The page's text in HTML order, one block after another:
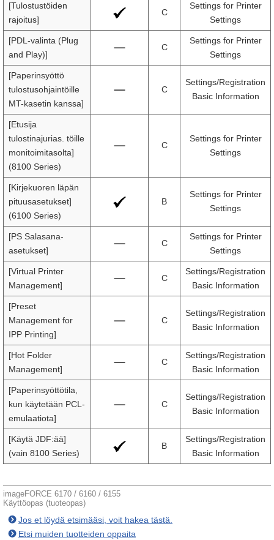
[Tulostustöiden
rajoitus]
C
Settings for Printer
Settings
[PDL-valinta (Plug
and Play)]
C
Settings for Printer
Settings
[Paperinsyöttö
tulostusohjaintöille
MT-kasetin kanssa]
C
Settings/Registration
Basic Information
[Etusija
tulostinajurias. töille
monitoimitasolta]
(8100 Series)
C
Settings for Printer
Settings
[Kirjekuoren läpän
pituusasetukset]
(6100 Series)
B
Settings for Printer
Settings
[PS Salasana-
asetukset]
C
Settings for Printer
Settings
[Virtual Printer
Management]
C
Settings/Registration
Basic Information
[Preset
Management for
IPP Printing]
C
Settings/Registration
Basic Information
[Hot Folder
Management]
C
Settings/Registration
Basic Information
[Paperinsyöttötila,
kun käytetään PCL-
emulaatiota]
C
Settings/Registration
Basic Information
[Käytä JDF:ää]
(vain 8100 Series)
B
Settings/Registration
Basic Information
imageFORCE 6170 / 6160 / 6155
Käyttöopas (tuoteopas)
Jos et löydä etsimääsi, voit hakea tästä.
Etsi muiden tuotteiden oppaita